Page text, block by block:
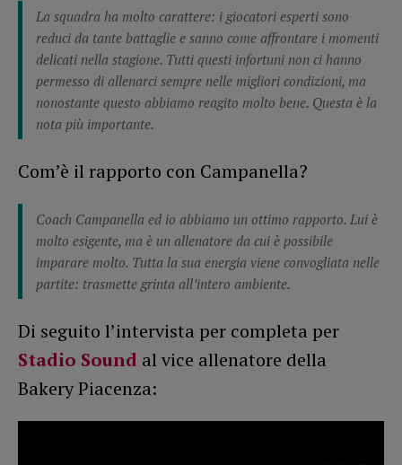
La squadra ha molto carattere: i giocatori esperti sono
reduci da tante battaglie e sanno come affrontare i momenti
delicati nella stagione. Tutti questi infortuni non ci hanno
permesso di allenarci sempre nelle migliori condizioni, ma
nonostante questo abbiamo reagito molto bene. Questa è la
nota più importante.
Com’è il rapporto con Campanella?
Coach Campanella ed io abbiamo un ottimo rapporto. Lui è
molto esigente, ma è un allenatore da cui è possibile
imparare molto. Tutta la sua energia viene convogliata nelle
partite: trasmette grinta all’intero ambiente.
Di seguito l’intervista per completa per
Stadio Sound al vice allenatore della
Bakery Piacenza: